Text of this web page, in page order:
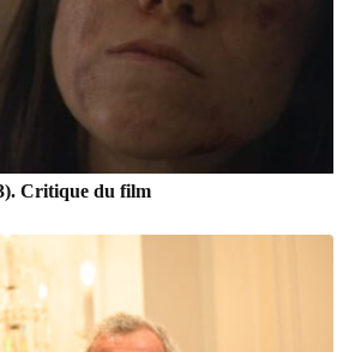
Critique du film